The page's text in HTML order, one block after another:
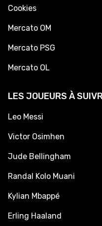
Cookies
Mercato OM
Mercato PSG
Mercato OL
LES JOUEURS À
Leo Messi
Victor Osimhen
Jude Bellingham
Randal Kolo Muani
Kylian Mbappé
Erling Haaland